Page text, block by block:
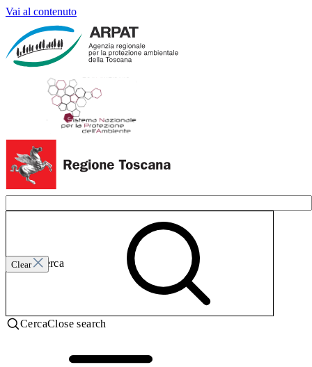
Vai al contenuto
Clear
Invia ricerca
CercaClose search